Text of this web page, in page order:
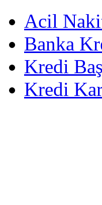
Acil
Banka
Kredi
Kredi